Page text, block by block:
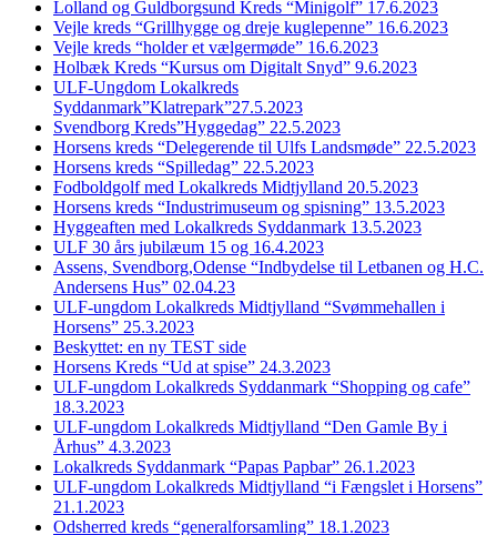
Lolland og Guldborgsund Kreds “Minigolf” 17.6.2023
Vejle kreds “Grillhygge og dreje kuglepenne” 16.6.2023
Vejle kreds “holder et vælgermøde” 16.6.2023
Holbæk Kreds “Kursus om Digitalt Snyd” 9.6.2023
ULF-Ungdom Lokalkreds
Syddanmark”Klatrepark”27.5.2023
Svendborg Kreds”Hyggedag” 22.5.2023
Horsens kreds “Delegerende til Ulfs Landsmøde” 22.5.2023
Horsens kreds “Spilledag” 22.5.2023
Fodboldgolf med Lokalkreds Midtjylland 20.5.2023
Horsens kreds “Industrimuseum og spisning” 13.5.2023
Hyggeaften med Lokalkreds Syddanmark 13.5.2023
ULF 30 års jubilæum 15 og 16.4.2023
Assens, Svendborg,Odense “Indbydelse til Letbanen og H.C.
Andersens Hus” 02.04.23
ULF-ungdom Lokalkreds Midtjylland “Svømmehallen i
Horsens” 25.3.2023
Beskyttet: en ny TEST side
Horsens Kreds “Ud at spise” 24.3.2023
ULF-ungdom Lokalkreds Syddanmark “Shopping og cafe”
18.3.2023
ULF-ungdom Lokalkreds Midtjylland “Den Gamle By i
Århus” 4.3.2023
Lokalkreds Syddanmark “Papas Papbar” 26.1.2023
ULF-ungdom Lokalkreds Midtjylland “i Fængslet i Horsens”
21.1.2023
Odsherred kreds “generalforsamling” 18.1.2023